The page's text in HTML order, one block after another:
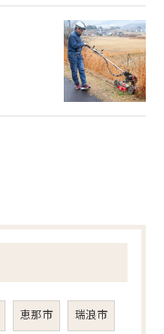
恵那市 瑞浪市